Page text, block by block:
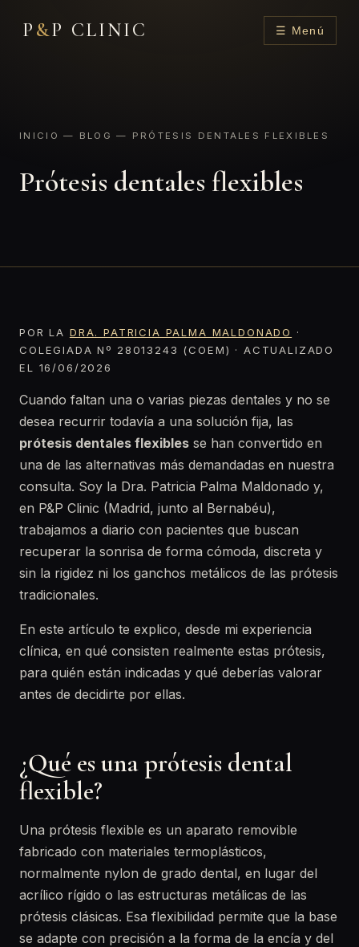
P &P CLINIC ☰ Menú
INICIO — BLOG — PRÓTESIS DENTALES FLEXIBLES
Prótesis dentales flexibles
POR LA DRA. PATRICIA PALMA MALDONADO
·
COLEGIADA Nº 28013243 (COEM) · ACTUALIZADO
EL 16/06/2026
Cuando faltan una o varias piezas dentales y no se
desea recurrir todavía a una solución fija, las
prótesis dentales flexibles se han convertido en
una de las alternativas más demandadas en nuestra
consulta. Soy la Dra. Patricia Palma Maldonado y,
en P&P Clinic (Madrid, junto al Bernabéu),
trabajamos a diario con pacientes que buscan
recuperar la sonrisa de forma cómoda, discreta y
sin la rigidez ni los ganchos metálicos de las prótesis
tradicionales.
En este artículo te explico, desde mi experiencia
clínica, en qué consisten realmente estas prótesis,
para quién están indicadas y qué deberías valorar
antes de decidirte por ellas.
¿Qué es una prótesis dental
flexible?
Una prótesis flexible es un aparato removible
fabricado con materiales termoplásticos,
normalmente nylon de grado dental, en lugar del
acrílico rígido o las estructuras metálicas de las
prótesis clásicas. Esa flexibilidad permite que la base
se adapte con precisión a la forma de la encía y del